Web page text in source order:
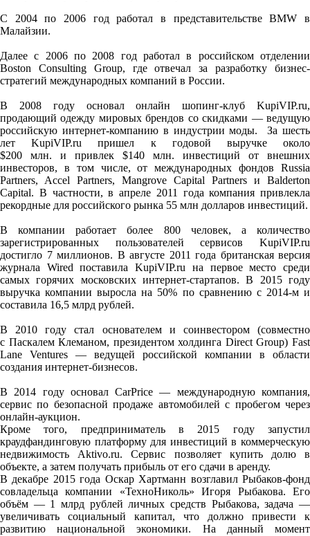
С 2004 по 2006 год работал в представительстве BMW в
Малайзии.
Далее с 2006 по 2008 год работал в российском отделении
Boston Consulting Group, где отвечал за разработку бизнес-
стратегий международных компаний в России.
В 2008 году основал онлайн шопинг-клуб KupiVIP.ru,
продающий одежду мировых брендов со скидками — ведущую
российскую интернет-компанию в индустрии моды. За шесть
лет KupiVIP.ru пришел к годовой выручке около
$200 млн. и привлек $140 млн. инвестиций от внешних
инвесторов, в том числе, от международных фондов Russia
Partners, Accel Partners, Mangrove Capital Partners и Balderton
Capital. В частности, в апреле 2011 года компания привлекла
рекордные для российского рынка 55 млн долларов инвестиций.
В компании работает более 800 человек, а количество
зарегистрированных пользователей сервисов KupiVIP.ru
достигло 7 миллионов. В августе 2011 года британская версия
журнала Wired поставила KupiVIP.ru на первое место среди
самых горячих московских интернет-стартапов. В 2015 году
выручка компании выросла на 50% по сравнению с 2014-м и
составила 16,5 млрд рублей.
В 2010 году стал основателем и соинвестором (совместно
с Паскалем Клеманом, президентом холдинга Direct Group) Fast
Lane Ventures — ведущей российской компании в области
создания интернет-бизнесов.
В 2014 году основал CarPrice — международную компания,
сервис по безопасной продаже автомобилей с пробегом через
онлайн-аукцион.
Кроме того, предприниматель в 2015 году запустил
краудфандинговую платформу для инвестиций в коммерческую
недвижимость Aktivo.ru. Сервис позволяет купить долю в
объекте, а затем получать прибыль от его сдачи в аренду.
В декабре 2015 года Оскар Хартманн возглавил Рыбаков-фонд
совладельца компании «ТехноНиколь» Игоря Рыбакова. Его
объём — 1 млрд рублей личных средств Рыбакова, задача —
увеличивать социальный капитал, что должно привести к
развитию национальной экономики. На данный момент